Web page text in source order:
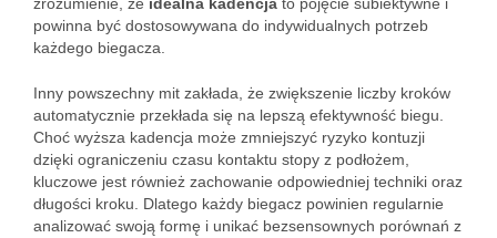
powinna być dostosowywana do indywidualnych potrzeb
każdego biegacza.
Inny powszechny mit zakłada, że zwiększenie liczby kroków
automatycznie przekłada się na lepszą efektywność biegu.
Choć wyższa kadencja może zmniejszyć ryzyko kontuzji
dzięki ograniczeniu czasu kontaktu stopy z podłożem,
kluczowe jest również zachowanie odpowiedniej techniki oraz
długości kroku. Dlatego każdy biegacz powinien regularnie
analizować swoją formę i unikać bezsensownych porównań z